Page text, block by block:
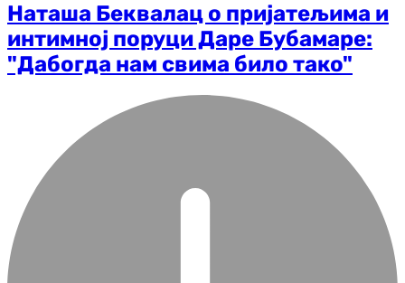
Наташа Беквалац о пријатељима и
интимној поруци Даре Бубамаре:
"Дабогда нам свима било тако"